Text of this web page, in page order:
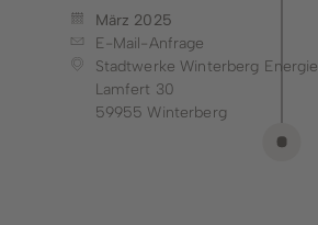
März 2025
E-Mail-Anfrage
Stadtwerke Winterberg Energie
Lamfert 30
59955 Winterberg